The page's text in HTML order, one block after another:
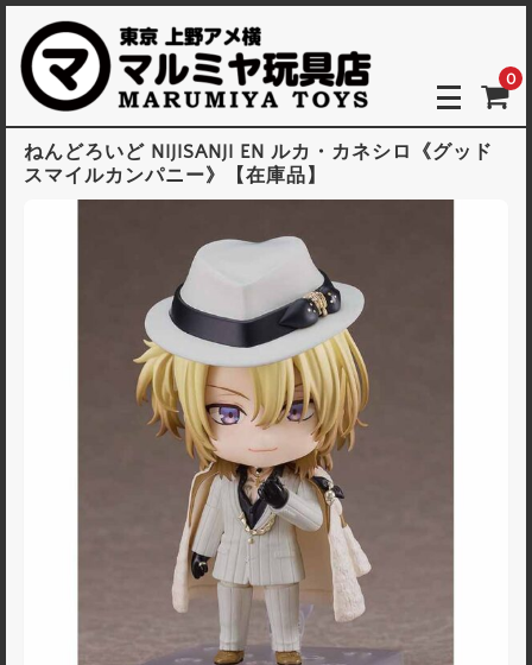
0
ねんどろいど NIJISANJI EN ルカ・カネシロ《グッド
スマイルカンパニー》【在庫品】